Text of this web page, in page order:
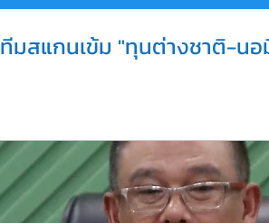
มสแกนเข้ม "ทุนต่างชาติ-นอ